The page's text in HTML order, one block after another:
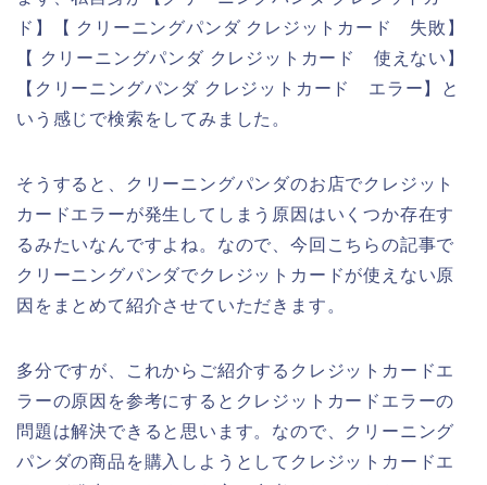
ド】【 クリーニングパンダ クレジットカード 失敗】
【 クリーニングパンダ クレジットカード 使えない】
【クリーニングパンダ クレジットカード エラー】と
いう感じで検索をしてみました。
そうすると、クリーニングパンダのお店でクレジット
カードエラーが発生してしまう原因はいくつか存在す
るみたいなんですよね。なので、今回こちらの記事で
クリーニングパンダでクレジットカードが使えない原
因をまとめて紹介させていただきます。
多分ですが、これからご紹介するクレジットカードエ
ラーの原因を参考にするとクレジットカードエラーの
問題は解決できると思います。なので、クリーニング
パンダの商品を購入しようとしてクレジットカードエ